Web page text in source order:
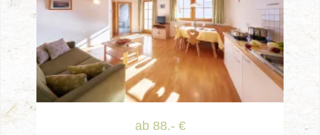
ab 88.- €